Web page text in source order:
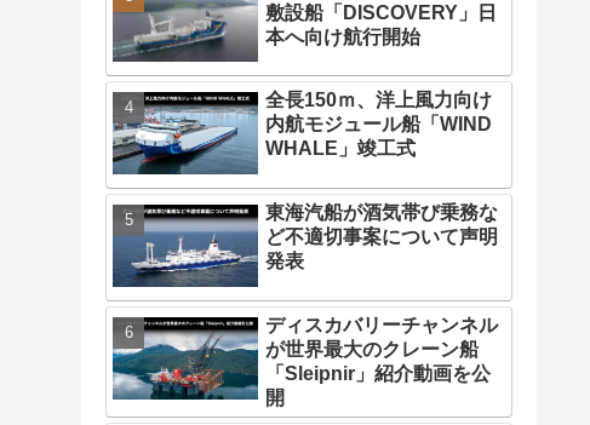
敷設船「DISCOVERY」日
本へ向け航行開始
全長150ｍ、洋上風力向け
内航モジュール船「WIND
WHALE」竣工式
東海汽船が酒気帯び乗務な
ど不適切事案について声明
発表
ディスカバリーチャンネル
が世界最大のクレーン船
「Sleipnir」紹介動画を公
開